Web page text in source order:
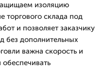
изоляцию
торгового склада под
и позволяет заказчику
без дополнительных
важна скорость и